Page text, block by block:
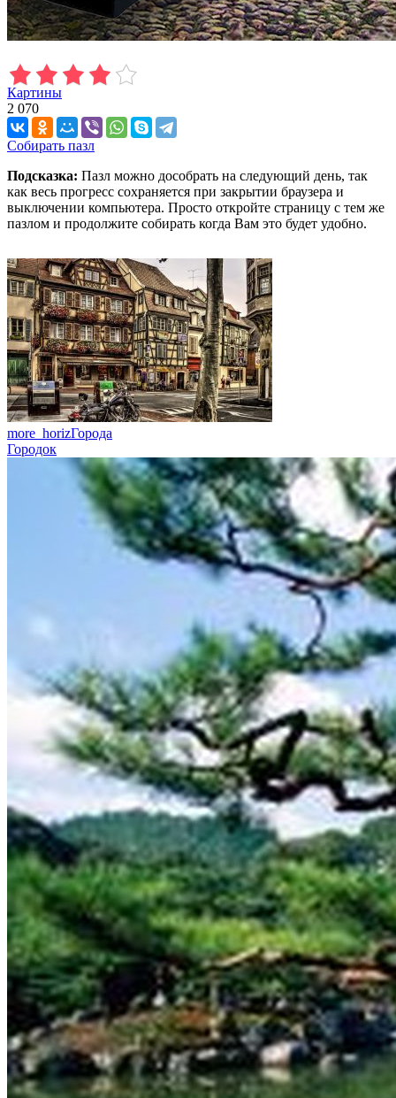
Картины
2 070
Собирать пазл
Подсказка: Пазл можно дособрать на следующий день, так
как весь прогресс сохраняется при закрытии браузера и
выключении компьютера. Просто откройте страницу с тем же
пазлом и продолжите собирать когда Вам это будет удобно.
more_horizГорода
Городок